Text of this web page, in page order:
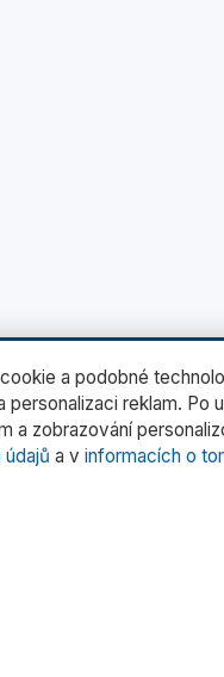
a podobné
personalizaci reklam.
a zobrazování
a v informacích o